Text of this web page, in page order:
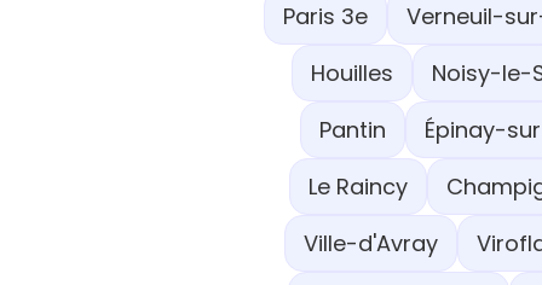
Paris 3e
Verneuil-
Houilles
Noisy-le-
Pantin
Épinay-
Le Raincy
Ville-d'Avray